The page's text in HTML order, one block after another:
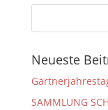
Neueste
SAMMLUNG